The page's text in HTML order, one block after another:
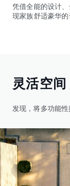
凭借全能的设计
现家族舒适豪华的
灵活空
发现，将多功能性